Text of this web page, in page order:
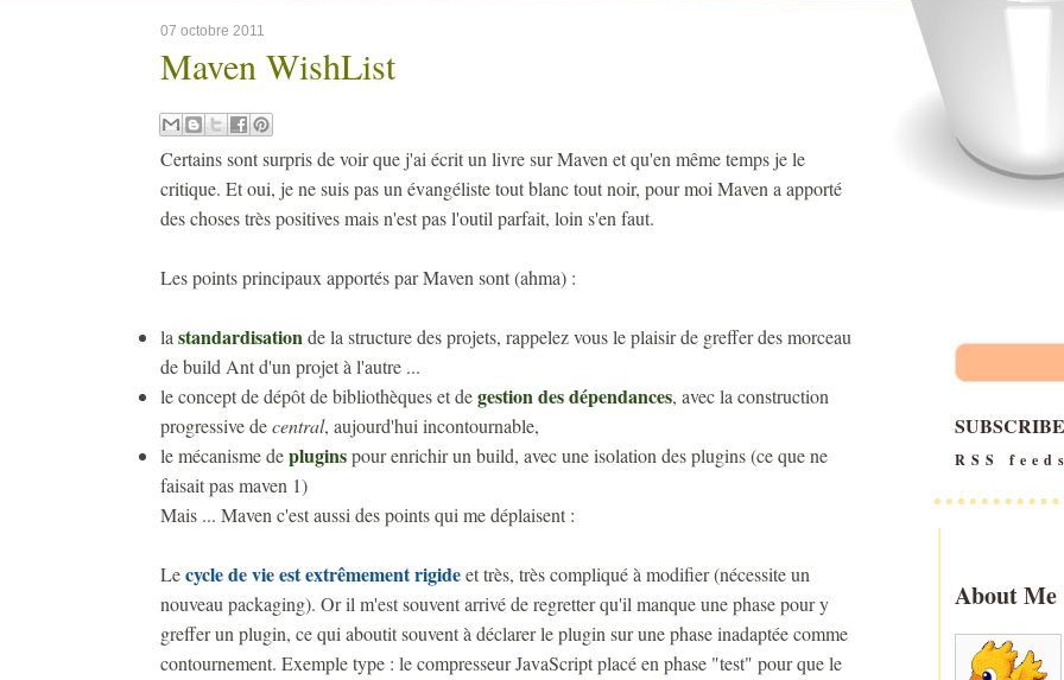
07 octobre 2011
Maven WishList
Certains sont surpris de voir que j'ai écrit un livre sur Maven et qu'en même temps je le
critique. Et oui, je ne suis pas un évangéliste tout blanc tout noir, pour moi Maven a apporté
des choses très positives mais n'est pas l'outil parfait, loin s'en faut.
Les points principaux apportés par Maven sont (ahma) :
la standardisation de la structure des projets, rappelez vous le plaisir de greffer des morceau
de build Ant d'un projet à l'autre ...
le concept de dépôt de bibliothèques et degestion des dépendances, avec la construction
progressive decentral, aujourd'hui incontournable,
le mécanisme depluginspour enrichir un build, avec une isolation des plugins (ce que ne
faisait pas maven 1)
Mais ... Maven c'est aussi des points qui me déplaisent :
Lecycle de vie est extrêmement rigideet très, très compliqué à modifier (nécessite un
nouveau packaging). Or il m'est souvent arrivé de regretter qu'il manque une phase pour y
greffer un plugin, ce qui aboutit souvent à déclarer le plugin sur une phase inadaptée comme
contournement. Exemple type : le compresseur JavaScript placé en phase "test" pour que le
SUBSCRIBE
RSS
About Me